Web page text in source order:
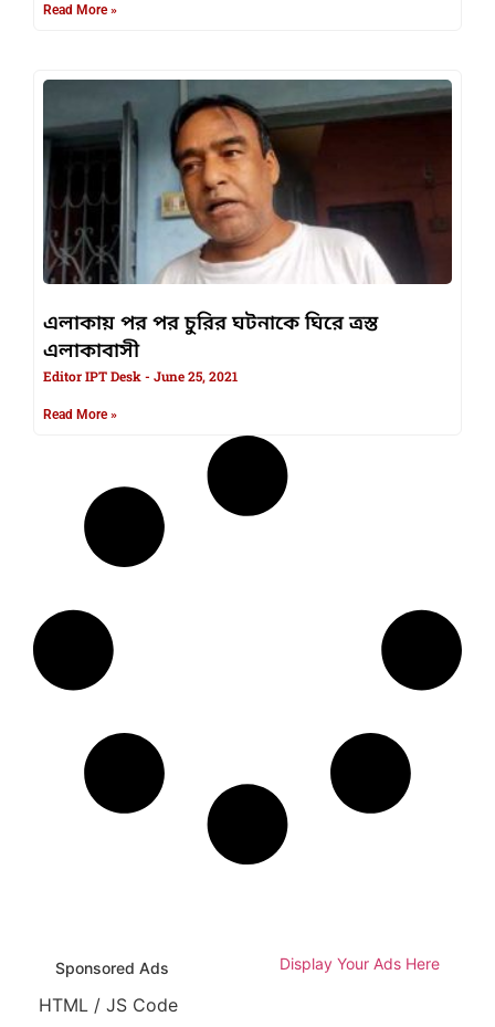
Read More »
এলাকায় পর পর চুরির ঘটনাকে ঘিরে ত্রস্ত
এলাকাবাসী
Editor IPT Desk June 25, 2021
Read More »
Sponsored Ads Display Your Ads Here
HTML / JS Code